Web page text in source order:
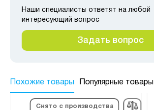
Наши специалисты ответят на любой
интересующий вопрос
Задать вопрос
Похожие товары Популярные товары
Снято с производства